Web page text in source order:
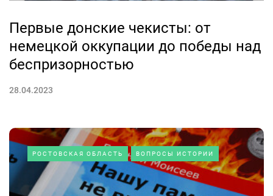
Первые донские чекисты: от
немецкой оккупации до победы над
беспризорностью
28.04.2023
РОСТОВСКАЯ ОБЛАСТЬ ВОПРОСЫ ИСТОРИИ